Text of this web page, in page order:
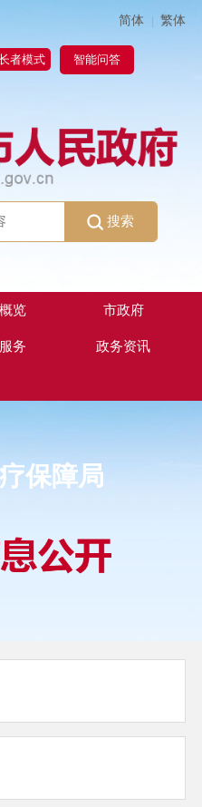
简体 | 繁体
者模式 智能问答
搜索
览 市政府
务 政务资讯
保障局